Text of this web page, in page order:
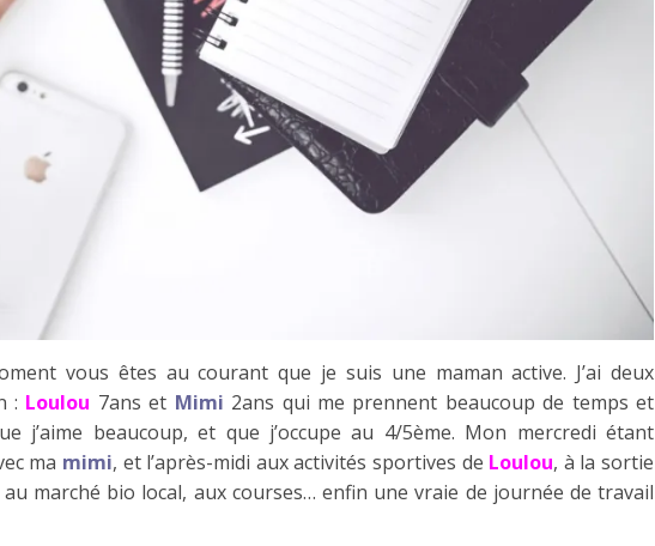
vous êtes au courant que je suis une maman active. J’ai deux
: Loulou 7ans et Mimi 2ans qui me prennent beaucoup de temps et
j’aime beaucoup, et que j’occupe au 4/5ème. Mon mercredi étant
ma mimi, et l’après-midi aux activités sportives de Loulou, à la sortie
marché bio local, aux courses… enfin une vraie de journée de travail